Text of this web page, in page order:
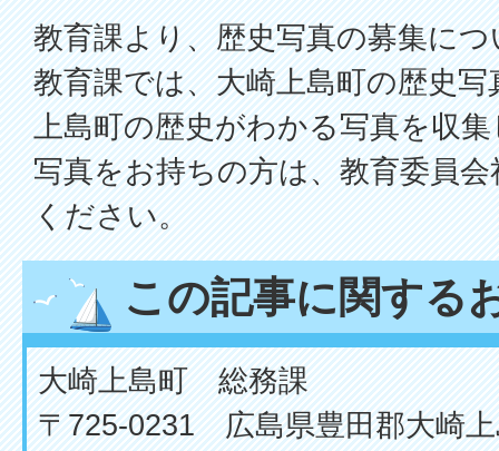
教育課より、歴史写真の募集に
教育課では、大崎上島町の歴史
上島町の歴史がわかる写真を収
写真をお持ちの方は、教育委員
ください。
この記事に関する
大崎上島町 総務課
〒725-0231 広島県豊田郡大崎